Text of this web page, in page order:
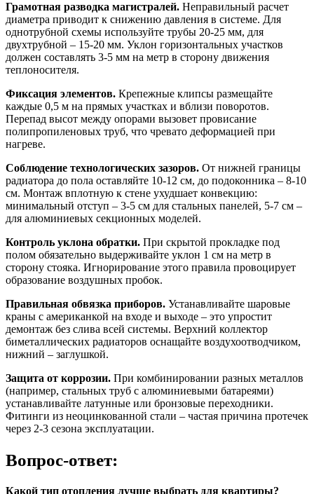
Грамотная разводка магистралей. Неправильный расчет
диаметра приводит к снижению давления в системе. Для
однотрубной схемы используйте трубы 20-25 мм, для
двухтрубной – 15-20 мм. Уклон горизонтальных участков
должен составлять 3-5 мм на метр в сторону движения
теплоносителя.
Фиксация элементов. Крепежные клипсы размещайте
каждые 0,5 м на прямых участках и вблизи поворотов.
Перепад высот между опорами вызовет провисание
полипропиленовых труб, что чревато деформацией при
нагреве.
Соблюдение технологических зазоров. От нижней границы
радиатора до пола оставляйте 10-12 см, до подоконника – 8-10
см. Монтаж вплотную к стене ухудшает конвекцию:
минимальный отступ – 3-5 см для стальных панелей, 5-7 см –
для алюминиевых секционных моделей.
Контроль уклона обратки. При скрытой прокладке под
полом обязательно выдерживайте уклон 1 см на метр в
сторону стояка. Игнорирование этого правила провоцирует
образование воздушных пробок.
Правильная обвязка приборов. Устанавливайте шаровые
краны с американкой на входе и выходе – это упростит
демонтаж без слива всей системы. Верхний коллектор
биметаллических радиаторов оснащайте воздухоотводчиком,
нижний – заглушкой.
Защита от коррозии. При комбинировании разных металлов
(например, стальных труб с алюминиевыми батареями)
устанавливайте латунные или бронзовые переходники.
Фитинги из неоцинкованной стали – частая причина протечек
через 2-3 сезона эксплуатации.
Вопрос-ответ:
Какой тип отопления лучше выбрать для квартиры?